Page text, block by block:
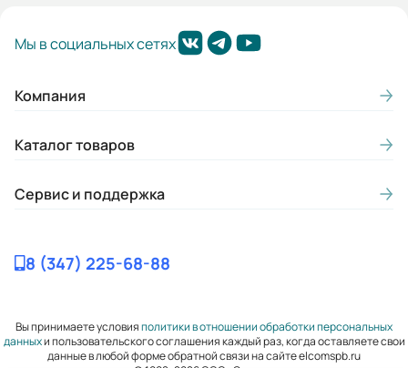
Мы в социальных сетях
Компания
Каталог товаров
Сервис и поддержка
8 (347) 225-68-88
Вы принимаете условияполитики в отношении обработки персональных
данныхи пользовательского соглашения каждый раз, когда оставляете свои
данные в любой форме обратной связи на сайте elcomspb.ru